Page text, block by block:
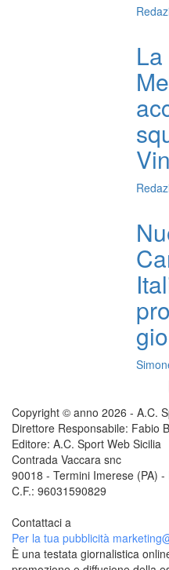
Copyright © anno 2026 - A.C.
Direttore Responsabile: Fabio
Editore: A.C. Sport Web Sicilia
Contrada Vaccara snc
90018 - Termini Imerese (PA) -
C.F.: 96031590829
Contattaci a
Per la tua pubblicità
È una testata giornalistica